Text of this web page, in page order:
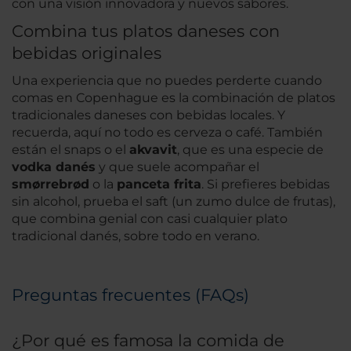
con una visión innovadora y nuevos sabores.
Combina tus platos daneses con
bebidas originales
Una experiencia que no puedes perderte cuando
comas en Copenhague es la combinación de platos
tradicionales daneses con bebidas locales. Y
recuerda, aquí no todo es cerveza o café. También
están el snaps o el akvavit, que es una especie de
vodka danés y que suele acompañar el
smørrebrød o la panceta frita. Si prefieres bebidas
sin alcohol, prueba el saft (un zumo dulce de frutas),
que combina genial con casi cualquier plato
tradicional danés, sobre todo en verano.
Preguntas frecuentes (FAQs)
¿Por qué es famosa la comida de